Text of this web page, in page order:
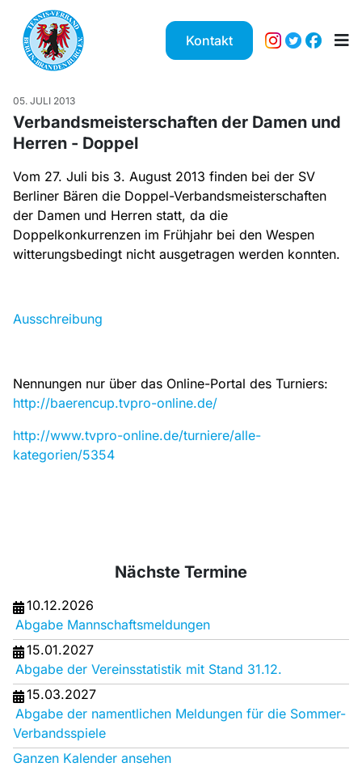
Kontakt
05. JULI 2013
Verbandsmeisterschaften der Damen und
Herren - Doppel
Vom 27. Juli bis 3. August 2013 finden bei der SV
Berliner Bären die Doppel-Verbandsmeisterschaften
der Damen und Herren statt, da die
Doppelkonkurrenzen im Frühjahr bei den Wespen
witterungsbedingt nicht ausgetragen werden konnten.
Ausschreibung
Nennungen nur über das Online-Portal des Turniers:
http://baerencup.tvpro-online.de/
http://www.tvpro-online.de/turniere/alle-
kategorien/5354
Nächste Termine
10.12.2026
Abgabe Mannschaftsmeldungen
15.01.2027
Abgabe der Vereinsstatistik mit Stand 31.12.
15.03.2027
Abgabe der namentlichen Meldungen für die Sommer-
Verbandsspiele
Ganzen Kalender ansehen